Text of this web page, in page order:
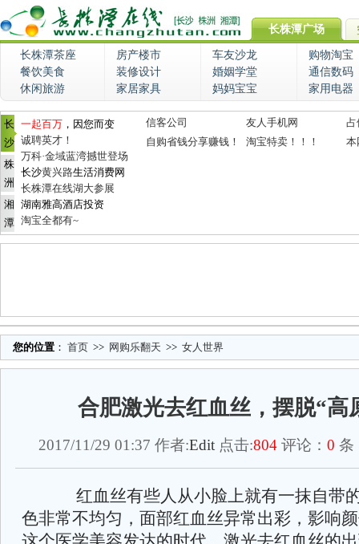
长株潭广场
长株潭茶座 房产楼市 车友沙龙
购物淘宝
餐饮美食
装修设计 婚姻学堂
通信数码
休闲旅游
家居家具 妈妈宝宝 家用电器
长
沙
株
洲
湘
潭
一起百万 ，因您而变
诚聘英才！
万科·金域蓝湾撼世登场
长沙黄兴路生活消费网
长株潭在线湖大参展
湖南雅高酒店投资
淘宝全都有~
信客公司 友人手机网
占
自购省钱分享赚钱！
淘宝特卖！！！ 本
您的位置 ： 首页 >> 网购乐翻天 >> 女人世界
合肥激光去红血丝，摆脱“高
2017/11/29 01:37 作者:Edit 点击:804 评论： 0 条
红血丝有些人从小脸上就有一抹自带的
色非常不均匀，面部红血丝异常出彩，影响